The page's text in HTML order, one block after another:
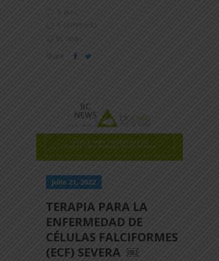
8 likes
0 comments
bc news
Share
julio 21, 2022
TERAPIA PARA LA
ENFERMEDAD DE
CÉLULAS FALCIFORMES
(ECF) SEVERA ￼